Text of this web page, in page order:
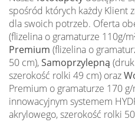
spośród których każdy Klient
dla swoich potrzeb. Oferta
(flizelina o gramaturze 110g/
Premium (flizelina o
50 cm),Samoprzylepną
szerokość rolki 49 cm) oraz
Premium o gramaturze 170 g/
innowacyjnym systemem
akrylowego, szerokość rolki